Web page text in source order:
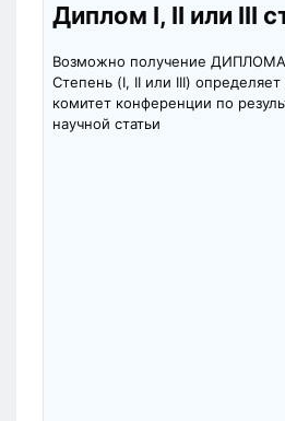
Диплом I, II или III
Возможно получение ДИПЛОМА
Степень (I, II или III)
комитет конференции по
научной статьи